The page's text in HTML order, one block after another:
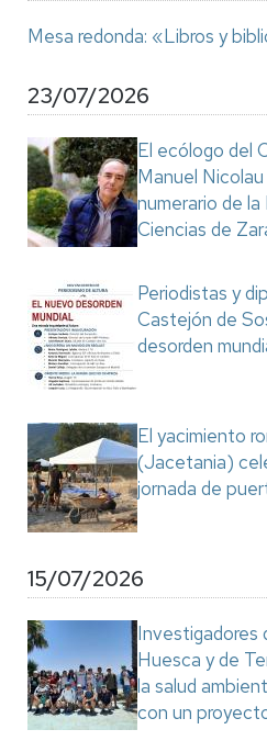
Mesa redonda: «Libros y
23/07/2026
El ecólogo del
Manuel
numerario de
Ciencias de
Periodistas y
Castejón de
desorden
El yacimiento
(Jacetania)
jornada de
15/07/2026
Investigadores
Huesca y de
la salud
con un